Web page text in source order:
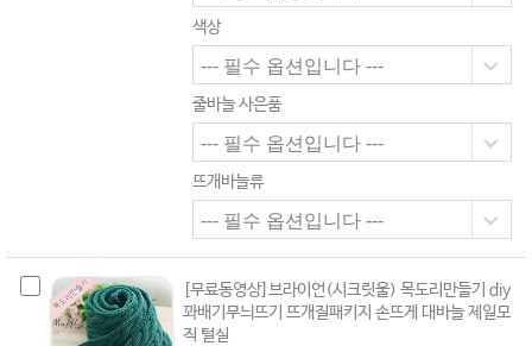
색상
줄바늘 사은품
뜨개바늘류
[무료동영상]브라이언(시크릿울) 목도리만들기 diy
꽈배기무늬뜨기 뜨개질패키지 손뜨게 대바늘 제일모
직 털실